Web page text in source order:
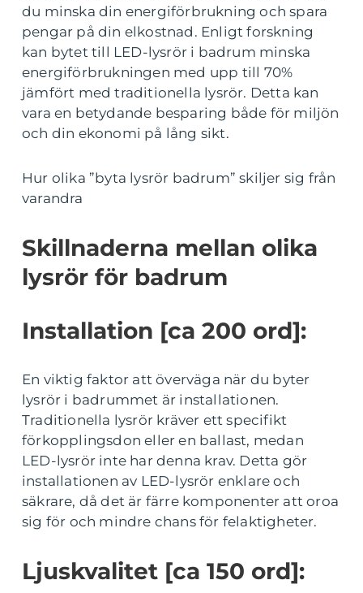
du minska din energiförbrukning och spara
pengar på din elkostnad. Enligt forskning
kan bytet till LED-lysrör i badrum minska
energiförbrukningen med upp till 70%
jämfört med traditionella lysrör. Detta kan
vara en betydande besparing både för miljön
och din ekonomi på lång sikt.
Hur olika ”byta lysrör badrum” skiljer sig från
varandra
Skillnaderna mellan olika
lysrör för badrum
Installation [ca 200 ord]:
En viktig faktor att överväga när du byter
lysrör i badrummet är installationen.
Traditionella lysrör kräver ett specifikt
förkopplingsdon eller en ballast, medan
LED-lysrör inte har denna krav. Detta gör
installationen av LED-lysrör enklare och
säkrare, då det är färre komponenter att oroa
sig för och mindre chans för felaktigheter.
Ljuskvalitet [ca 150 ord]: